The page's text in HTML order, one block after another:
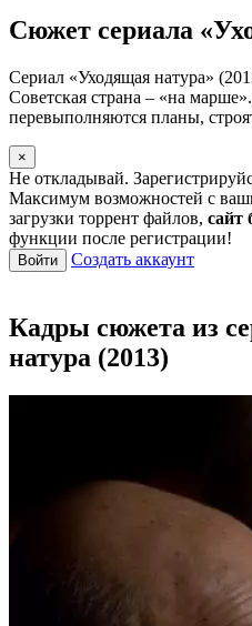
Сюжет сериала
Сериал «Уходящая натура»
Советская страна – «на
перевыполняются планы,
×
Не откладывай.
Максимум возможностей с
загрузки торрент файлов, сайт
функции после регистрации!
Войти Создать аккаунт
Кадры сюжета из
натура (2013)